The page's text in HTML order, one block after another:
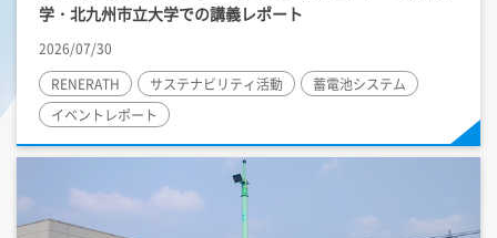
学・北九州市立大学での講義レポート
2026/07/30
RENERATH
サステナビリティ活動
蓄電池システム
イベントレポート